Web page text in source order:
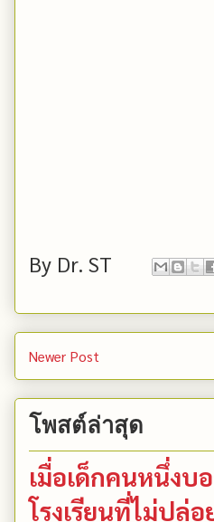
By Dr. ST
Newer Post
โพสต์ล่าสุด
เมื่อเด็กคนหนึ่งบ
โรงเรียนที่ไม่ปล่